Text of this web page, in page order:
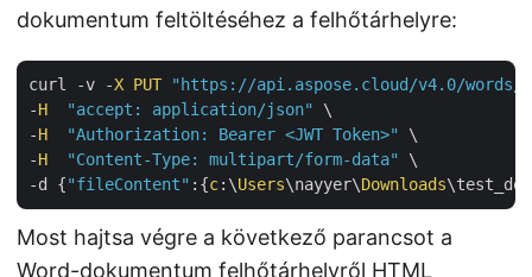
dokumentum feltöltéséhez a felhőtárhelyre:
curl -v -X PUT
"https://api.aspose.cloud/v4.0/
-H "accept: application/json"
\
-H "Authorization: Bearer <JWT Token>"
\
-H "Content-Type: multipart/form-data"
\
-d {"fileContent" :{c:\Users\nayyer\Downloads
Most hajtsa végre a következő parancsot a
Word-dokumentum felhőtárhelyről HTML